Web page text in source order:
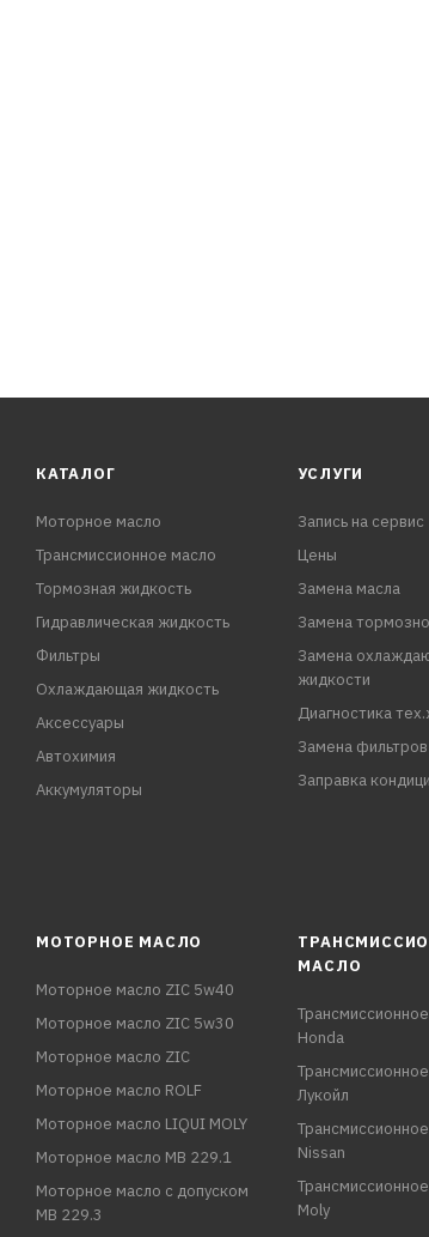
КАТАЛОГ
Моторное масло
Трансмиссионное масло
Тормозная жидкость
Гидравлическая жидкость
Фильтры
Охлаждающая жидкость
Аксессуары
Автохимия
Аккумуляторы
УСЛУГИ
Запись на сервис
Цены
Замена масла
Замена
Замена
жидкости
Диагностика
Замена фильтров
Заправка
МОТОРНОЕ МАСЛО
Моторное масло ZIC 5w40
Моторное масло ZIC 5w30
Моторное масло ZIC
Моторное масло ROLF
Моторное масло LIQUI MOLY
Моторное масло MB 229.1
Моторное масло с допуском
MB 229.3
МАСЛО
Honda
Лукойл
Nissan
Moly